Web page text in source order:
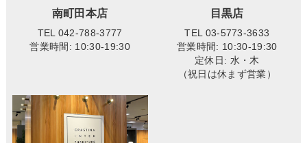
南町田本店
TEL 042-788-3777
営業時間: 10:30-19:30
目黒店
TEL 03-5773-3633
営業時間: 10:30-19:30
定休日: 水・木
（祝日は休まず営業）